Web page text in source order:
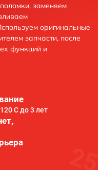
заменяем
оригинальные
запчасти, после
функций и
C до 3 лет